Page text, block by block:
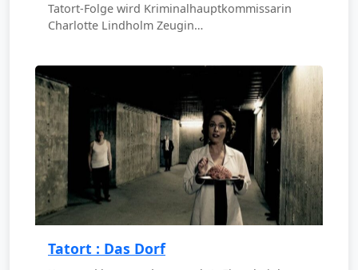
Tatort-Folge wird Kriminalhauptkommissarin
Charlotte Lindholm Zeugin…
Tatort : Das Dorf